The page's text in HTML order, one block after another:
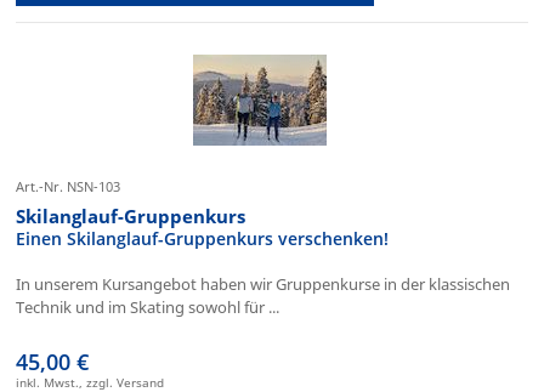
Art.-Nr. NSN-103
Skilanglauf-Gruppenkurs
Einen Skilanglauf-Gruppenkurs verschenken!
In unserem Kursangebot haben wir Gruppenkurse in der klassischen
Technik und im Skating sowohl für ...
45,00 €
inkl. Mwst., zzgl. Versand